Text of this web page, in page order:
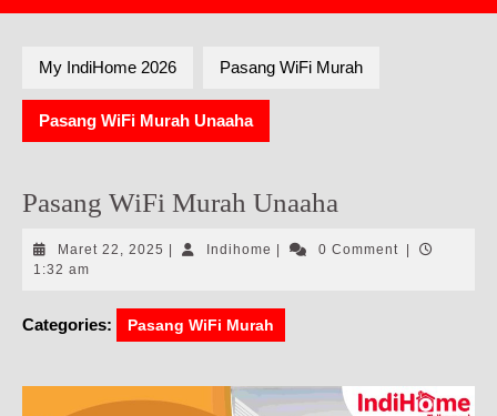
My IndiHome 2026 Pasang WiFi Murah
Pasang WiFi Murah Unaaha
Pasang WiFi Murah Unaaha
Maret 22, 2025 Maret
Indihome Indihome0 Comment
1:32 am
Categories: Pasang WiFi Murah